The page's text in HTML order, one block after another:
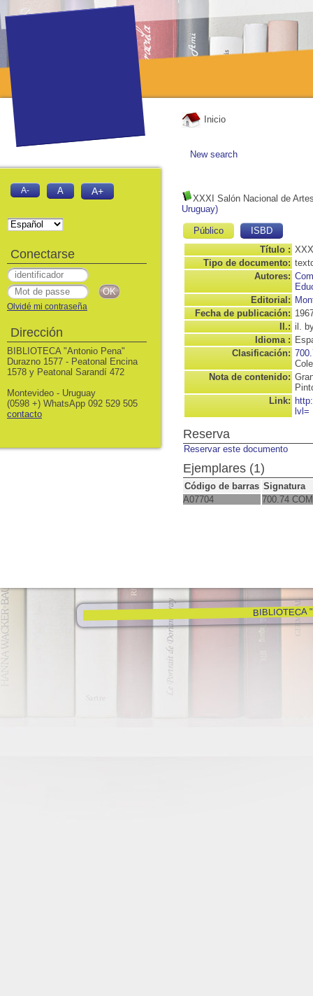
Inicio
New search
XXXI Salón Nacional de
Uruguay)
Público
ISBD
Título :
Tipo de documento:
Autores:
Editorial:
Fecha de publicación:
Il.: il.
Idioma :
Clasificación:
Nota de contenido:
Link:
lvl=
Reserva
Reservar este documento
Ejemplares (1)
Código de barras Signatura
A07704
700.74
BIBLIOTECA
A- A A+
Conectarse
Olvidé mi contraseña
Dirección
BIBLIOTECA "Antonio Pena"
Durazno 1577 - Peatonal Encina
1578 y Peatonal Sarandí 472
Montevideo - Uruguay
(0598 +) WhatsApp 092 529 505
contacto